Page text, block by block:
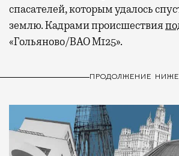
спасателей, которым удалось
землю. Кадрами происшествия
«Гольяново/ВАО М125».
ПРОДОЛЖЕНИЕ